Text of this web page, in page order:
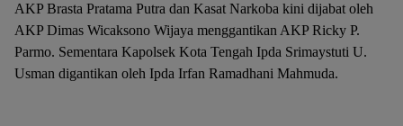
AKP Brasta Pratama Putra dan Kasat Narkoba kini dijabat oleh
AKP Dimas Wicaksono Wijaya menggantikan AKP Ricky P.
Parmo. Sementara Kapolsek Kota Tengah Ipda Srimaystuti U.
Usman digantikan oleh Ipda Irfan Ramadhani Mahmuda.